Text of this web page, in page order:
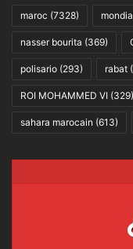
maroc (7328)
nasser bourita (369)
polisario (293) rabat
ROI MOHAMMED VI (329)
sahara marocain (613)